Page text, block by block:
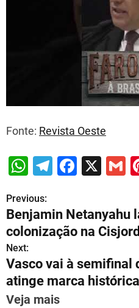
Fonte: Revista Oeste
W
at
s
p
p
T
e
gr
a
m
F
c
e
o
o
X
G
ai
l
P
o
s
t
n
Previous:
Benjamin Netanyahu
colonização na
Next:
Vasco vai à semifinal
atinge marca
Veja mais